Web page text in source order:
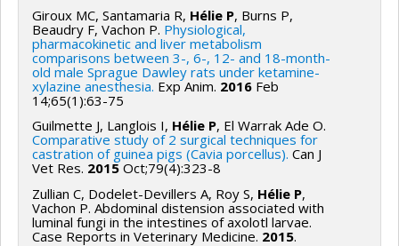
Giroux MC, Santamaria R, Hélie P, Burns P,
Beaudry F, Vachon P. Physiological,
pharmacokinetic and liver metabolism
comparisons between 3-, 6-, 12- and 18-month-
old male Sprague Dawley rats under ketamine-
xylazine anesthesia. Exp Anim. 2016 Feb
14;65(1):63-75
Guilmette J, Langlois I, Hélie P, El Warrak Ade O.
Comparative study of 2 surgical techniques for
castration of guinea pigs (Cavia porcellus). Can J
Vet Res. 2015 Oct;79(4):323-8
Zullian C, Dodelet-Devillers A, Roy S, Hélie P,
Vachon P. Abdominal distension associated with
luminal fungi in the intestines of axolotl larvae.
Case Reports in Veterinary Medicine. 2015.